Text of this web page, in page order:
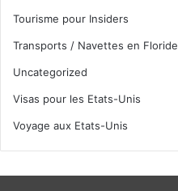
Tourisme pour Insiders
Transports / Navettes en Floride
Uncategorized
Visas pour les Etats-Unis
Voyage aux Etats-Unis